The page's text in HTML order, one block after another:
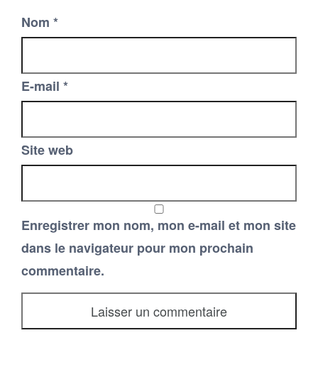
Nom *
E-mail *
Site web
Enregistrer mon nom, mon e-mail et mon site
dans le navigateur pour mon prochain
commentaire.